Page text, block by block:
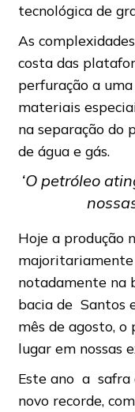
tecnológica de
As
costa das
perfuração a
materiais
na separação do
de água e gás.
‘O petróleo
Hoje a produção
majoritariamente
notadamente na
bacia de Santos
mês de agosto,
lugar em nossas
Este ano a safra
novo recorde,